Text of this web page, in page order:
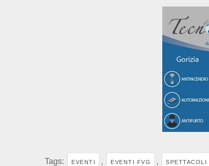
Tags: EVENTI , EVENTI FVG , SPETTACOLI